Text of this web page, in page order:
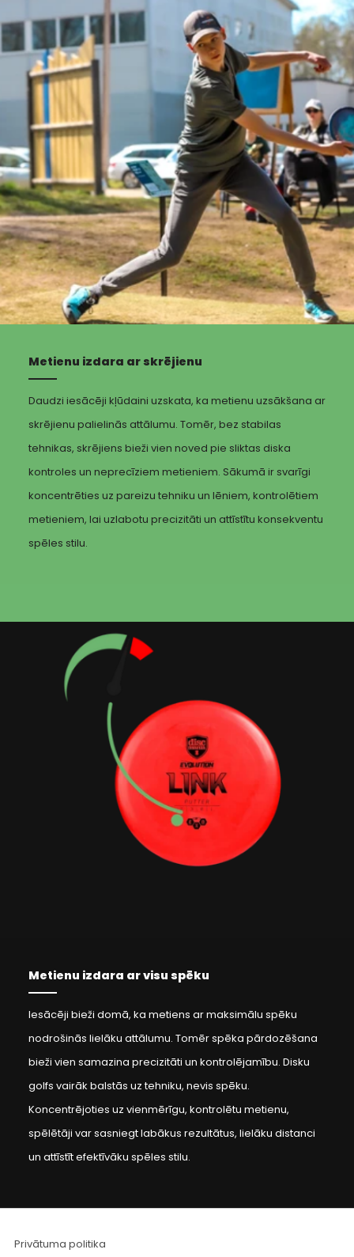
Metienu izdara ar skrējienu
Daudzi iesācēji kļūdaini uzskata, ka metienu uzsākšana ar
skrējienu palielinās attālumu. Tomēr, bez stabilas
tehnikas, skrējiens bieži vien noved pie sliktas diska
kontroles un neprecīziem metieniem. Sākumā ir svarīgi
koncentrēties uz pareizu tehniku un lēniem, kontrolētiem
metieniem, lai uzlabotu precizitāti un attīstītu konsekventu
spēles stilu.
Metienu izdara ar visu spēku
Iesācēji bieži domā, ka metiens ar maksimālu spēku
nodrošinās lielāku attālumu. Tomēr spēka pārdozēšana
bieži vien samazina precizitāti un kontrolējamību. Disku
golfs vairāk balstās uz tehniku, nevis spēku.
Koncentrējoties uz vienmērīgu, kontrolētu metienu,
spēlētāji var sasniegt labākus rezultātus, lielāku distanci
un attīstīt efektīvāku spēles stilu.
Privātuma politika